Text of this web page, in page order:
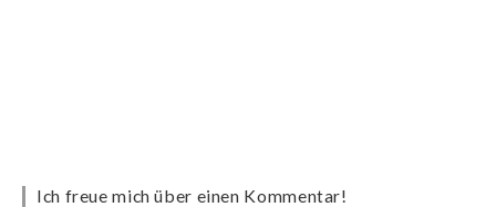
Ich freue mich über einen Kommentar!